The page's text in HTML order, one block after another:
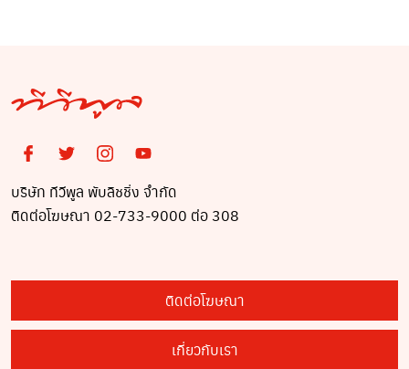
บริษัท ทีวีพูล พับลิชชิ่ง จำกัด
ติดต่อโฆษณา 02-733-9000 ต่อ 308
ติดต่อโฆษณา
เกี่ยวกับเรา